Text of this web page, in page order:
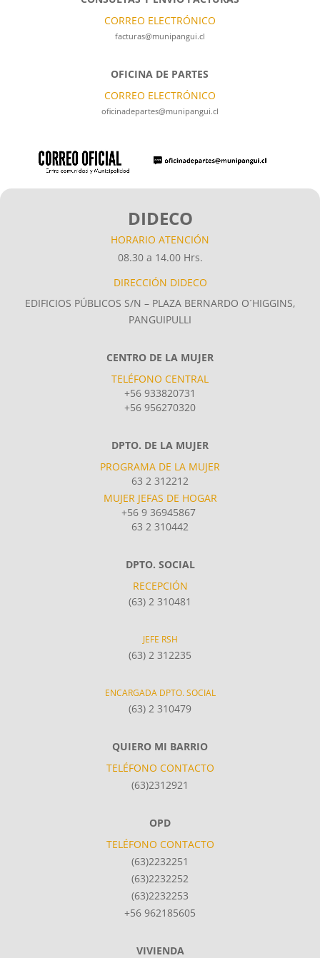
CORREO ELECTRÓNICO
facturas@munipangui.cl
OFICINA DE PARTES
CORREO ELECTRÓNICO
oficinadepartes@munipangui.cl
DIDECO
HORARIO ATENCIÓN
08.30 a 14.00 Hrs.
DIRECCIÓN DIDECO
EDIFICIOS PÚBLICOS S/N – PLAZA BERNARDO O´HIGGINS,
PANGUIPULLI
CENTRO DE LA MUJER
TELÉFONO CENTRAL
+56 933820731
+56 956270320
DPTO. DE LA MUJER
PROGRAMA DE LA MUJER
63 2 312212
MUJER JEFAS DE HOGAR
+56 9 36945867
63 2 310442
DPTO. SOCIAL
RECEPCIÓN
(63) 2 310481
JEFE RSH
(63) 2 312235
ENCARGADA DPTO. SOCIAL
(63) 2 310479
QUIERO MI BARRIO
TELÉFONO CONTACTO
(63)2312921
OPD
TELÉFONO CONTACTO
(63)2232251
(63)2232252
(63)2232253
+56 962185605
VIVIENDA